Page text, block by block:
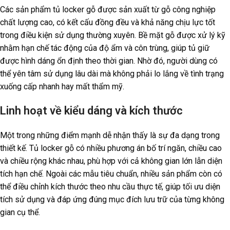
Các sản phẩm tủ locker gỗ được sản xuất từ gỗ công nghiệp
chất lượng cao, có kết cấu đồng đều và khả năng chịu lực tốt
trong điều kiện sử dụng thường xuyên. Bề mặt gỗ được xử lý kỹ
nhằm hạn chế tác động của độ ẩm và côn trùng, giúp tủ giữ
được hình dáng ổn định theo thời gian. Nhờ đó, người dùng có
thể yên tâm sử dụng lâu dài mà không phải lo lắng về tình trạng
xuống cấp nhanh hay mất thẩm mỹ.
Linh hoạt về kiểu dáng và kích thước
Một trong những điểm mạnh dễ nhận thấy là sự đa dạng trong
thiết kế. Tủ locker gỗ có nhiều phương án bố trí ngăn, chiều cao
và chiều rộng khác nhau, phù hợp với cả không gian lớn lẫn diện
tích hạn chế. Ngoài các mẫu tiêu chuẩn, nhiều sản phẩm còn có
thể điều chỉnh kích thước theo nhu cầu thực tế, giúp tối ưu diện
tích sử dụng và đáp ứng đúng mục đích lưu trữ của từng không
gian cụ thể.